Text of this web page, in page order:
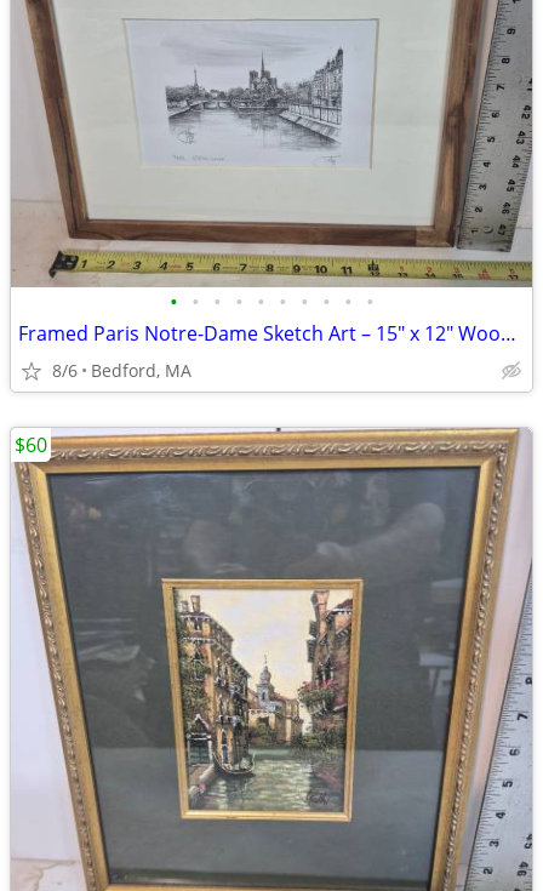
• • • • • • • • • •
Framed Paris Notre-Dame Sketch Art – 15" x 12" Wood Frame
8/6 Bedford, MA
$60